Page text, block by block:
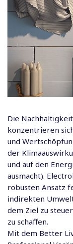
Die
konzentrieren
und
der
und auf den
ausmacht).
robusten Ansatz
indirekten
dem Ziel zu
zu schaffen.
Mit dem Better